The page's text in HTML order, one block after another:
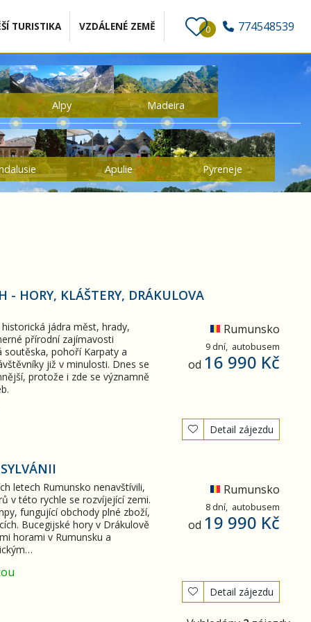
TURISTIKA VZDÁLENÉ ZEMĚ 0 774548539
Alpy Madeira
Apulie Pyreneje
- HORY, KLÁŠTERY, DRÁKULOVA
jádra měst, hrady,
přírodní zajímavosti
soutěska, pohoří Karpaty a
již v minulosti. Dnes se
protože i zde se významně
Rumunsko
9 dní, autobusem
od 16 990 Kč
Detail zájezdu
letech Rumunsko nenavštívili,
v této rychle se rozvíjející zemi.
fungující obchody plné zboží,
Bucegijské hory v Drákulově
horami v Rumunsku a
Rumunsko
8 dní, autobusem
od 19 990 Kč
Detail zájezdu